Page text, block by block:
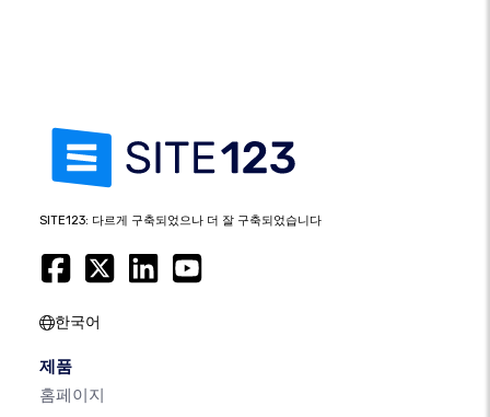
SITE123: 다르게 구축되었으나 더 잘 구축되었습니다
한국어
제품
홈페이지